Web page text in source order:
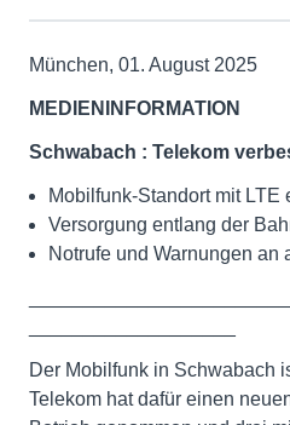
München, 01. August 2025
MEDIENINFORMATION
Schwabach : Telekom
Mobilfunk-Standort mit LTE
Versorgung entlang der
Notrufe und Warnungen an
Der Mobilfunk in Schwabach
Telekom hat dafür einen